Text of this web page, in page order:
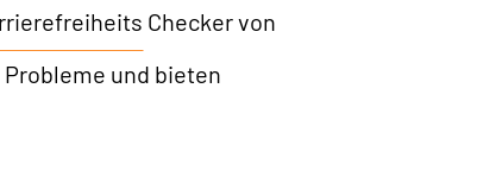
Checker von
und bieten